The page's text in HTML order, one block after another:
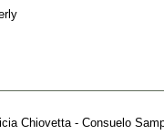
Chiovetta - Consuelo